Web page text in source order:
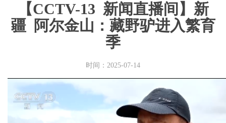
【CCTV-13 新闻直播间】新
疆 阿尔金山：藏野驴进入繁育
季
时间：2025-07-14